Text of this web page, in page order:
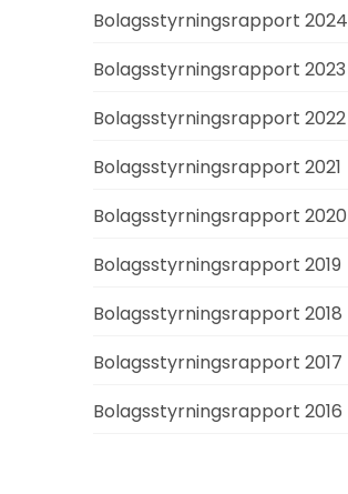
Bolagsstyrningsrapport 2024
Bolagsstyrningsrapport 2023
Bolagsstyrningsrapport 2022
Bolagsstyrningsrapport 2021
Bolagsstyrningsrapport 2020
Bolagsstyrningsrapport 2019
Bolagsstyrningsrapport 2018
Bolagsstyrningsrapport 2017
Bolagsstyrningsrapport 2016